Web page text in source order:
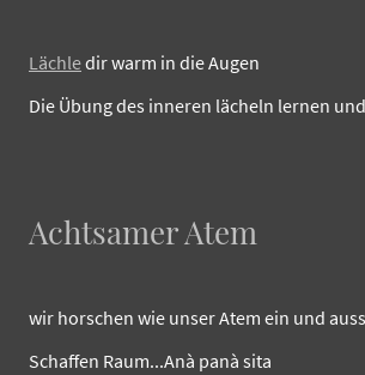
Lächledir warm in die Augen
Die Übung des inneren lächeln lernen
Achtsamer Atem
wir horschen wie unser Atem ein und
Schaffen Raum...Anà panà sita